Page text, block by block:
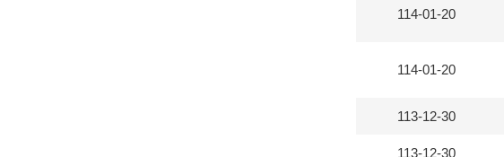
114-01-20
114-01-20
113-12-30
113-12-30